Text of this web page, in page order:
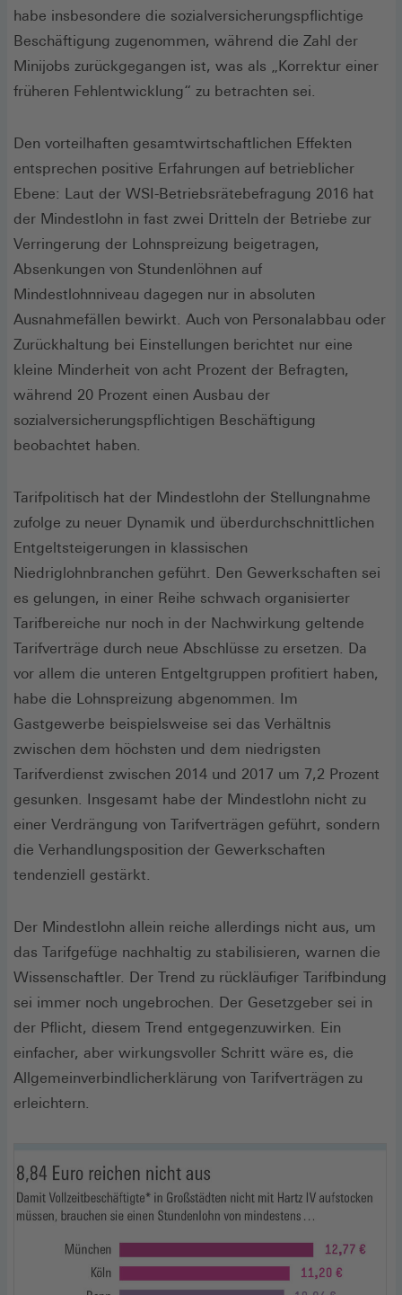
habe insbesondere die sozialversicherungspflichtige
Beschäftigung zugenommen, während die Zahl der
Minijobs zurückgegangen ist, was als „Korrektur einer
früheren Fehlentwicklung“ zu betrachten sei.
Den vorteilhaften gesamtwirtschaftlichen Effekten
entsprechen positive Erfahrungen auf betrieblicher
Ebene: Laut der WSI-Betriebsrätebefragung 2016 hat
der Mindestlohn in fast zwei Dritteln der Betriebe zur
Verringerung der Lohnspreizung beigetragen,
Absenkungen von Stundenlöhnen auf
Mindestlohnniveau dagegen nur in absoluten
Ausnahmefällen bewirkt. Auch von Personalabbau oder
Zurückhaltung bei Einstellungen berichtet nur eine
kleine Minderheit von acht Prozent der Befragten,
während 20 Prozent einen Ausbau der
sozialversicherungspflichtigen Beschäftigung
beobachtet haben.
Tarifpolitisch hat der Mindestlohn der Stellungnahme
zufolge zu neuer Dynamik und überdurchschnittlichen
Entgeltsteigerungen in klassischen
Niedriglohnbranchen geführt. Den Gewerkschaften sei
es gelungen, in einer Reihe schwach organisierter
Tarifbereiche nur noch in der Nachwirkung geltende
Tarifverträge durch neue Abschlüsse zu ersetzen. Da
vor allem die unteren Entgeltgruppen profitiert haben,
habe die Lohnspreizung abgenommen. Im
Gastgewerbe beispielsweise sei das Verhältnis
zwischen dem höchsten und dem niedrigsten
Tarifverdienst zwischen 2014 und 2017 um 7,2 Prozent
gesunken. Insgesamt habe der Mindestlohn nicht zu
einer Verdrängung von Tarifverträgen geführt, sondern
die Verhandlungsposition der Gewerkschaften
tendenziell gestärkt.
Der Mindestlohn allein reiche allerdings nicht aus, um
das Tarifgefüge nachhaltig zu stabilisieren, warnen die
Wissenschaftler. Der Trend zu rückläufiger Tarifbindung
sei immer noch ungebrochen. Der Gesetzgeber sei in
der Pflicht, diesem Trend entgegenzuwirken. Ein
einfacher, aber wirkungsvoller Schritt wäre es, die
Allgemeinverbindlicherklärung von Tarifverträgen zu
erleichtern.